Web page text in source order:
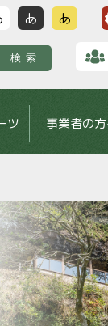
あ あ
検索
ツ 事業者の